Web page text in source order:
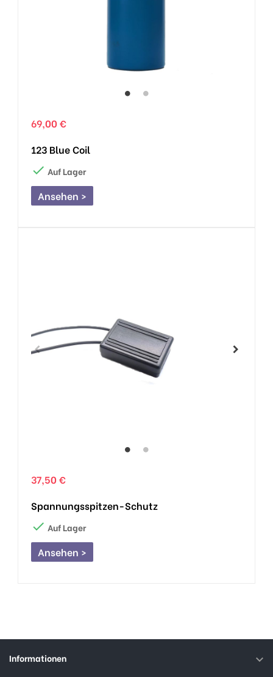
69,00 €
123 Blue Coil
 Auf Lager
Ansehen >
37,50 €
Spannungsspitzen-Schutz
 Auf Lager
Ansehen >
Informationen 